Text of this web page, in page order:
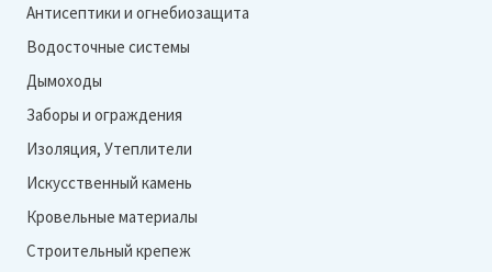
Антисептики и огнебиозащита
Водосточные системы
Дымоходы
Заборы и ограждения
Изоляция, Утеплители
Искусственный камень
Кровельные материалы
Строительный крепеж